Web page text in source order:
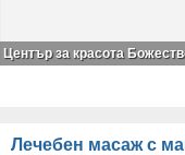
Център за красота
Лечебен масаж с